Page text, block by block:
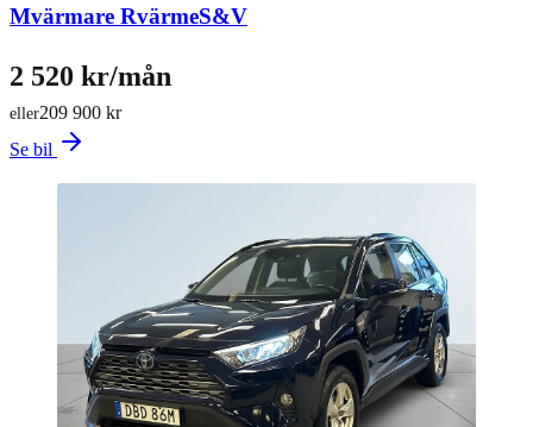
Mvärmare RvärmeS&V
209 900 kr
eller
2 520 kr/mån
Se bil